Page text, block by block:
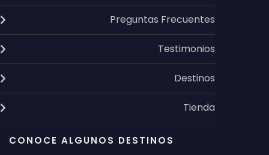
Preguntas Frecuentes
Testimonios
Destinos
Tienda
CONOCE ALGUNOS DESTINOS